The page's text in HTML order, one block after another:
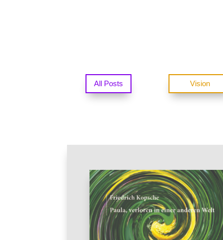
All Posts Vision